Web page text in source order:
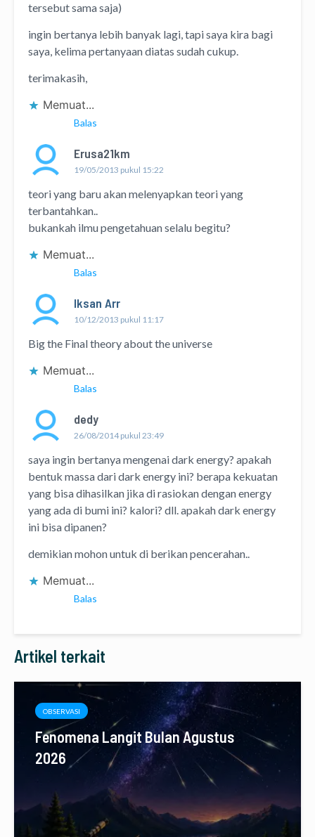
tersebut sama saja)
ingin bertanya lebih banyak lagi, tapi saya kira bagi
saya, kelima pertanyaan diatas sudah cukup.
terimakasih,
Memuat...
Balas
Erusa21km
19/05/2013 pukul 15:22
teori yang baru akan melenyapkan teori yang
terbantahkan..
bukankah ilmu pengetahuan selalu begitu?
Memuat...
Balas
Iksan Arr
10/12/2013 pukul 11:17
Big the Final theory about the universe
Memuat...
Balas
dedy
26/08/2014 pukul 23:49
saya ingin bertanya mengenai dark energy? apakah
bentuk massa dari dark energy ini? berapa kekuatan
yang bisa dihasilkan jika di rasiokan dengan energy
yang ada di bumi ini? kalori? dll. apakah dark energy
ini bisa dipanen?
demikian mohon untuk di berikan pencerahan..
Memuat...
Balas
Artikel terkait
OBSERVASI
Fenomena Langit Bulan Agustus
2026